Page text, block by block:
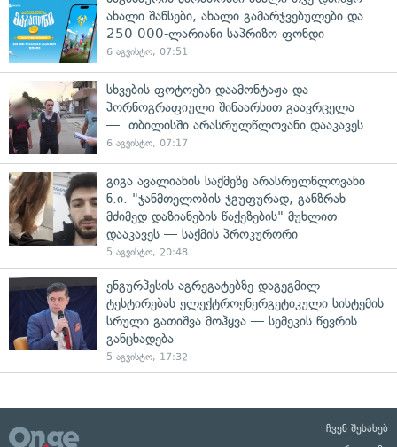
ახალი შანსები, ახალი გამარჯვებულები და
250 000-ლარიანი საპრიზო ფონდი
6 აგვისტო, 07:51
სხვების ფოტოები დაამონტაჟა და
პორნოგრაფიული შინაარსით გაავრცელა
— თბილისში არასრულწლოვანი დააკავეს
6 აგვისტო, 07:17
გიგა ავალიანის საქმეზე არასრულწლოვანი
ნ.ი. "ჯანმთელობის ჯგუფურად, განზრახ
მძიმედ დაზიანების წაქეზების" მუხლით
დააკავეს — საქმის პროკურორი
5 აგვისტო, 20:48
ენგურჰესის აგრეგატებზე დაგეგმილ
ტესტირებას ელექტროენერგეტიკული სისტემის
სრული გათიშვა მოჰყვა — სემეკის წევრის
განცხადება
5 აგვისტო, 17:32
ჩვენ შესახებ